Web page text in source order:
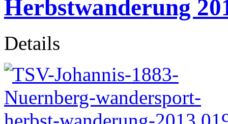
Herbstwanderung
Details